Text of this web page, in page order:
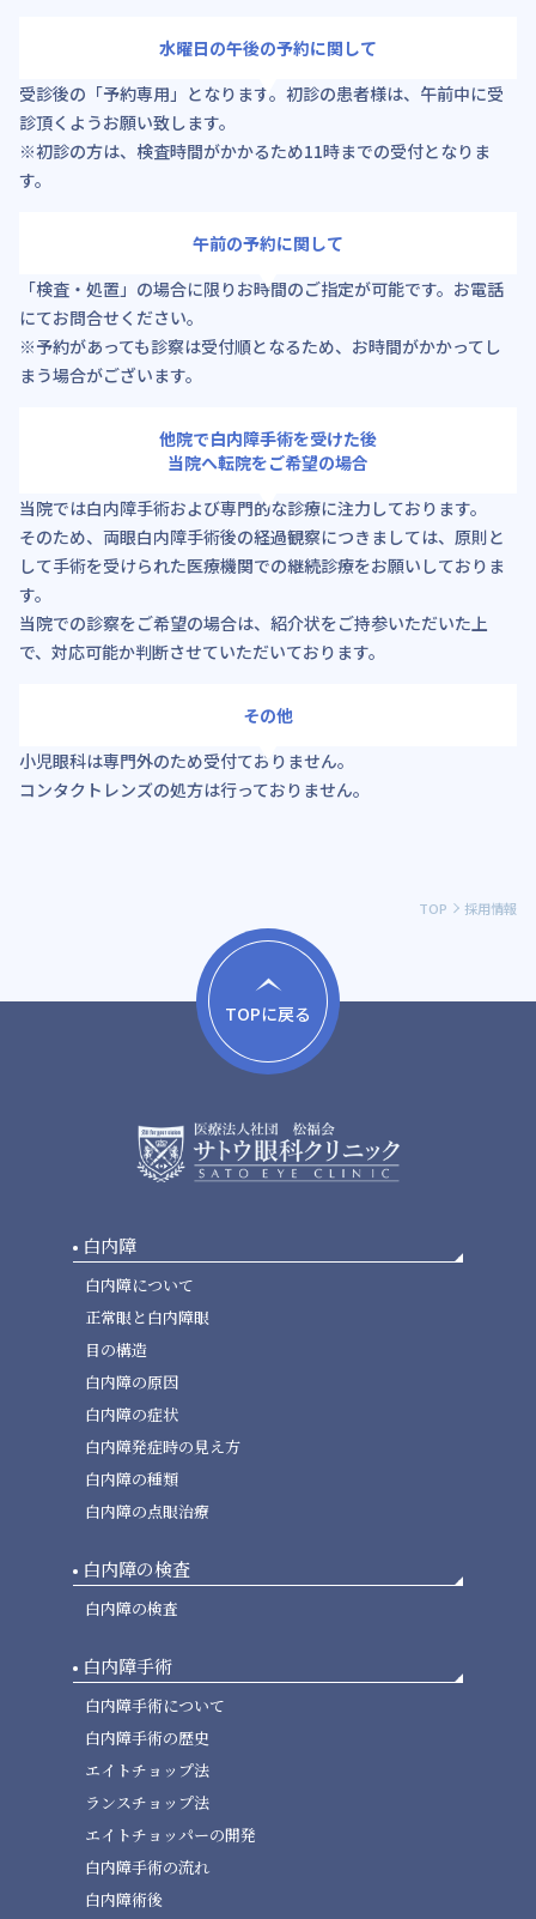
水曜日の午後の予約に関して
受診後の「予約専用」となります。初診の患者様は、午前中に受
診頂くようお願い致します。
※初診の方は、検査時間がかかるため11時までの受付となりま
す。
午前の予約に関して
「検査・処置」の場合に限りお時間のご指定が可能です。お電話
にてお問合せください。
※予約があっても診察は受付順となるため、お時間がかかってし
まう場合がございます。
他院で白内障手術を受けた後
当院へ転院をご希望の場合
当院では白内障手術および専門的な診療に注力しております。
そのため、両眼白内障手術後の経過観察につきましては、原則と
して手術を受けられた医療機関での継続診療をお願いしておりま
す。
当院での診察をご希望の場合は、紹介状をご持参いただいた上
で、対応可能か判断させていただいております。
その他
小児眼科は専門外のため受付ておりません。
コンタクトレンズの処方は行っておりません。
TOP 採用情報
TOPに戻る
白内障
白内障について
正常眼と白内障眼
目の構造
白内障の原因
白内障の症状
白内障発症時の見え方
白内障の種類
白内障の点眼治療
白内障の検査
白内障の検査
白内障手術
白内障手術について
白内障手術の歴史
エイトチョップ法
ランスチョップ法
エイトチョッパーの開発
白内障手術の流れ
白内障術後